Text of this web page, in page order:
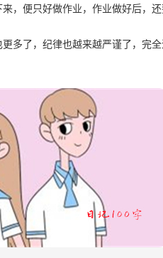
，便只好做作业，作业做好后，
了，纪律也越来越严谨了，完